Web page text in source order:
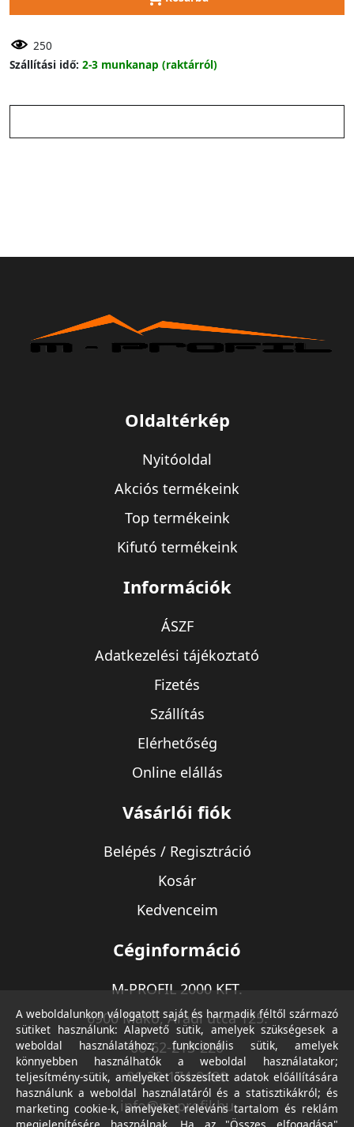
250
Szállítási idő: 2-3 munkanap (raktárról)
Oldaltérkép
Nyitóoldal
Akciós termékeink
Top termékeink
Kifutó termékeink
Információk
ÁSZF
Adatkezelési tájékoztató
Fizetés
Szállítás
Elérhetőség
Online elállás
Vásárlói fiók
Belépés / Regisztráció
Kosár
Kedvenceim
Céginformáció
M-PROFIL 2000 KFT.
6900 Makó, Aradi utca 125.
06-62-213-220
06-30-174-9490
info@m-profil.hu
A weboldalunkon válogatott saját és harmadik féltől származó
sütiket használunk: Alapvető sütik, amelyek szükségesek a
weboldal használatához; funkcionális sütik, amelyek
könnyebben használhatók a weboldal használatakor;
teljesítmény-sütik, amelyeket összesített adatok előállítására
használunk a weboldal használatáról és a statisztikákról; és
marketing cookie-k, amelyeket releváns tartalom és reklám